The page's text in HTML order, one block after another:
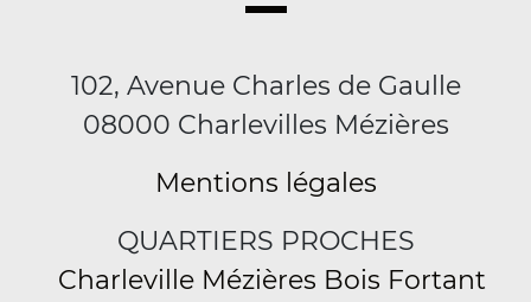
102, Avenue Charles de Gaulle
08000 Charlevilles Mézières
Mentions légales
QUARTIERS PROCHES
Charleville Mézières Bois Fortant